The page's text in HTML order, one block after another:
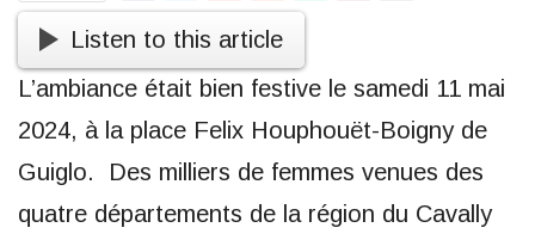
Listen to this article
L’ambiance était bien festive le samedi 11 mai
2024, à la place Felix Houphouët-Boigny de
Guiglo. Des milliers de femmes venues des
quatre départements de la région du Cavally